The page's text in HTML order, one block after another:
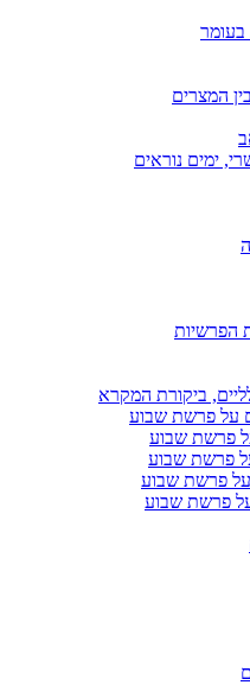
בעומר
המצרים
ימים נוראים
הפרשיות
ביקורת המקרא
על פרשת שבוע
פרשת שבוע
פרשת שבוע
פרשת שבוע
פרשת שבוע